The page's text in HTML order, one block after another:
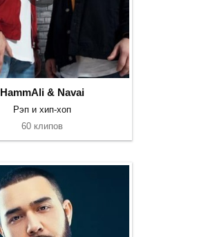
HammAli & Navai
Рэп и хип-хоп
60 клипов